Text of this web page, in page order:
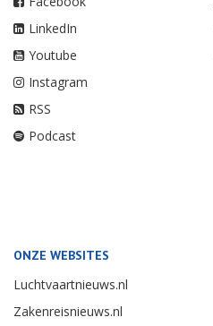
LinkedIn
Youtube
Instagram
RSS
Podcast
ONZE WEBSITES
Luchtvaartnieuws.nl
Zakenreisnieuws.nl